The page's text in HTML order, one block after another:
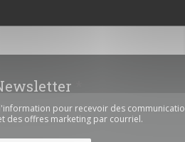
pour recevoir des
des offres marketing par courriel.